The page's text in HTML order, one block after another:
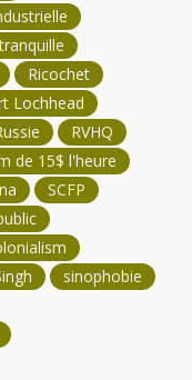
Ricochet
Lochhead
RVHQ
de 15$ l'heure
SCFP
sinophobie